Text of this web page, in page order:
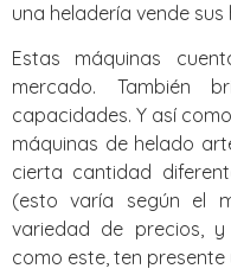
una heladería vende sus
Estas máquinas
mercado. También
capacidades. Y así
máquinas de helado
cierta cantidad
(esto varía según el
variedad de precios,
como este, ten